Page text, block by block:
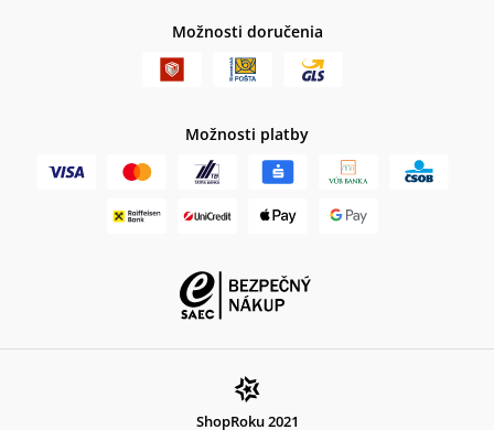
Možnosti doručenia
Možnosti platby
ShopRoku 2021